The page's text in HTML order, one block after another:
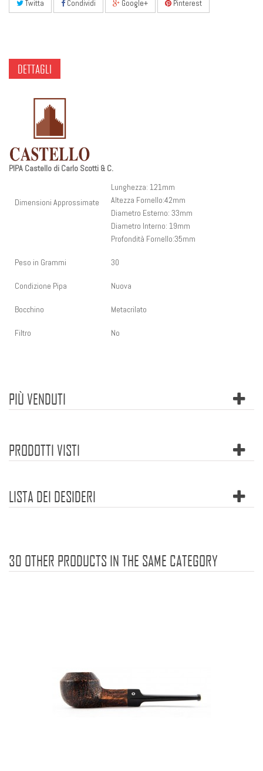
Twitta Condividi Google+ Pinterest
DETTAGLI
PIPA Castello di Carlo Scotti & C.
Dimensioni Approssimate
Lunghezza: 121mm
Altezza Fornello:42mm
Diametro Esterno: 33mm
Diametro Interno: 19mm
Profondità Fornello:35mm
Peso in Grammi 30
Condizione Pipa Nuova
Bocchino Metacrilato
Filtro No
PIÙ VENDUTI
PRODOTTI VISTI
LISTA DEI DESIDERI
30 OTHER PRODUCTS IN THE SAME CATEGORY